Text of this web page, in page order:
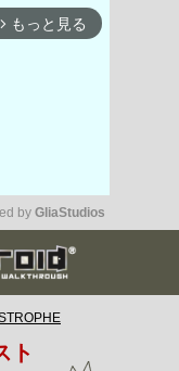
arrow_forward_ios もっと見る
Mute
by GliaStudios
ト